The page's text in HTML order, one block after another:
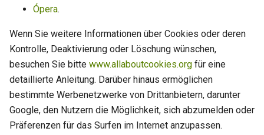
Ópera.
Wenn Sie weitere Informationen über Cookies oder deren
Kontrolle, Deaktivierung oder Löschung wünschen,
besuchen Sie bitte www.allaboutcookies.org für eine
detaillierte Anleitung. Darüber hinaus ermöglichen
bestimmte Werbenetzwerke von Drittanbietern, darunter
Google, den Nutzern die Möglichkeit, sich abzumelden oder
Präferenzen für das Surfen im Internet anzupassen.